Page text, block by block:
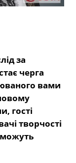
за
черга
вами
гості
творчості
можуть